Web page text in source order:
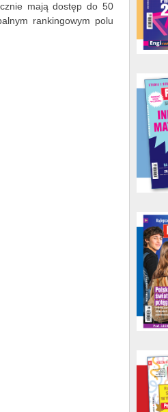
mają dostęp do 50
rankingowym polu